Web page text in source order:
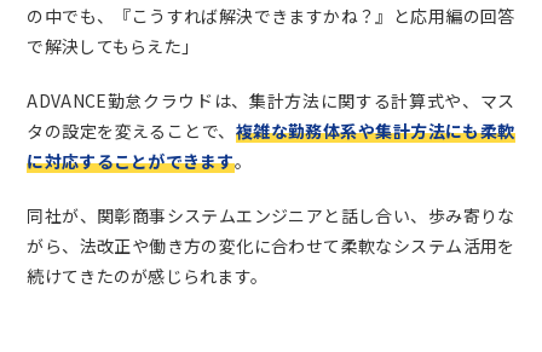
の中でも、『こうすれば解決できますかね？』と応用編の回答
で解決してもらえた」
ADVANCE勤怠クラウドは、集計方法に関する計算式や、マス
タの設定を変えることで、 複雑な勤務体系や集計方法にも柔軟
に対応することができます。
同社が、関彰商事システムエンジニアと話し合い、歩み寄りな
がら、法改正や働き方の変化に合わせて柔軟なシステム活用を
続けてきたのが感じられます。